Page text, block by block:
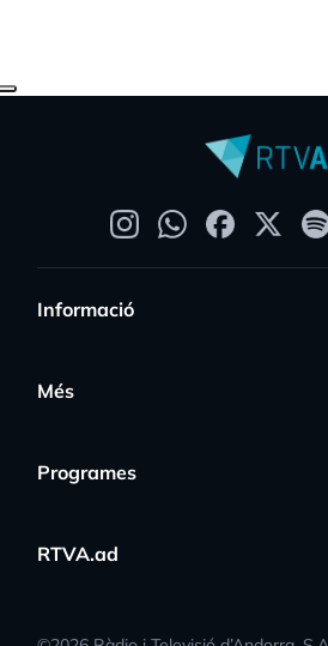
Informació
Més
Programes
RTVA.ad